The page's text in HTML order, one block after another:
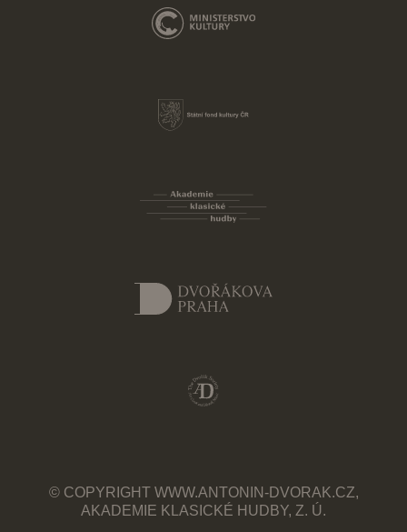
© COPYRIGHT WWW.ANTONIN-DVORAK.CZ,
AKADEMIE KLASICKÉ HUDBY, Z. Ú.